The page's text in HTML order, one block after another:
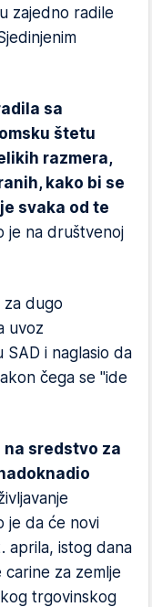
zajedno radile
sa
štetu
razmera,
kako bi se
svaka od te
je na društvenoj
za dugo
uvoz
i naglasio da
čega se "ide
na sredstvo za
je da će novi
aprila, istog dana
za zemlje
trgovinskog